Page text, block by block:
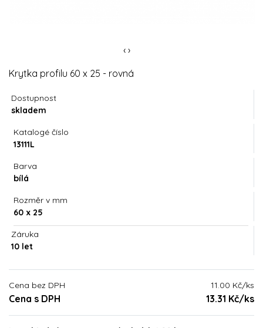
‹ ›
Krytka profilu 60 x 25 - rovná
Dostupnost
skladem
Katalogé číslo
13111L
Barva
bílá
Rozměr v mm
60 x 25
Záruka
10 let
Cena bez DPH 11.00 Kč/ks
Cena s DPH 13.31 Kč/ks